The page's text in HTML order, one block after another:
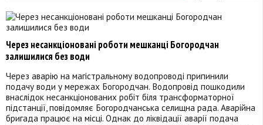
Через несанкціоновані роботи мешканці Богородчан
залишилися без води
Через аварію на магістральному водопроводі припинили
подачу води у мережах Богородчан. Водопровід пошкодили
внаслідок несанкціонованих робіт біля трансформаторної
підстанції, повідомляє Богородчанська селищна рада. Аварійна
бригада працює на місці. Однак до ліквідації аварії подача